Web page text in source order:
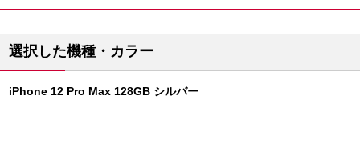
選択した機種・カラー
iPhone 12 Pro Max 128GB シルバー